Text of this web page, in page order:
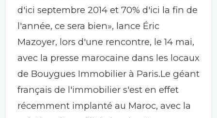
d'ici septembre 2014 et 70% d'ici la fin de
l'année, ce sera bien», lance Éric
Mazoyer, lors d'une rencontre, le 14 mai,
avec la presse marocaine dans les locaux
de Bouygues Immobilier à Paris.Le géant
français de l'immobilier s'est en effet
récemment implanté au Maroc, avec la